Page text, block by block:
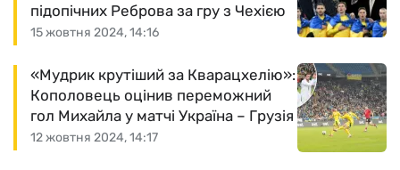
15 жовтня 2024, 14:16
підопічних Реброва за гру з Чехією
12 жовтня 2024, 14:17
«Мудрик крутіший за Кварацхелію»:
Кополовець оцінив переможний
гол Михайла у матчі Україна – Грузія